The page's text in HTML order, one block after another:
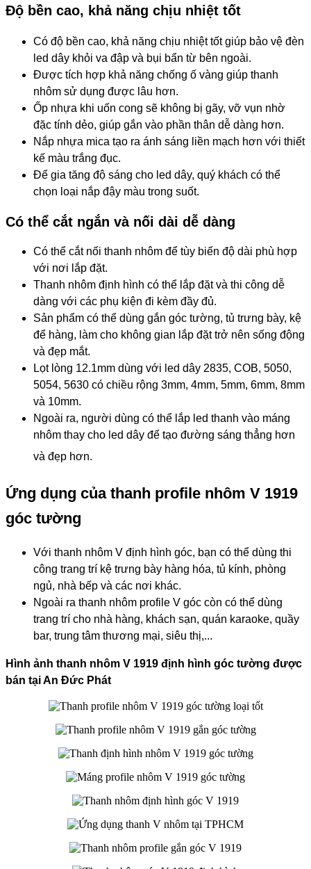
Độ bền cao, khả năng chịu nhiệt tốt
Có độ bền cao, khả năng chịu nhiệt tốt giúp bảo vệ đèn
led dây khỏi va đập và bụi bẩn từ bên ngoài.
Được tích hợp khả năng chống ố vàng giúp thanh
nhôm sử dụng được lâu hơn.
Ốp nhựa khi uốn cong sẽ không bị gãy, vỡ vụn nhờ
đặc tính dẻo, giúp gắn vào phần thân dễ dàng hơn.
Nắp nhựa mica tạo ra ánh sáng liền mạch hơn với thiết
kế màu trắng đục.
Để gia tăng độ sáng cho led dây, quý khách có thể
chọn loại nắp đậy màu trong suốt.
Có thể cắt ngắn và nối dài dễ dàng
Có thể cắt nối thanh nhôm để tùy biến độ dài phù hợp
với nơi lắp đặt.
Thanh nhôm định hình có thể lắp đặt và thi công dễ
dàng với các phụ kiện đi kèm đầy đủ.
Sản phẩm có thể dùng gắn góc tường, tủ trưng bày, kệ
để hàng, làm cho không gian lắp đặt trở nên sống động
và đẹp mắt.
Lọt lòng 12.1mm dùng với led dây 2835, COB, 5050,
5054, 5630 có chiều rộng 3mm, 4mm, 5mm, 6mm, 8mm
và 10mm.
Ngoài ra, người dùng có thể lắp led thanh vào máng
nhôm thay cho led dây để tạo đường sáng thẳng hơn
và đẹp hơn.
Ứng dụng của thanh profile nhôm V 1919
góc tường
Với thanh nhôm V định hình góc, bạn có thể dùng thi
công trang trí kệ trưng bày hàng hóa, tủ kính, phòng
ngủ, nhà bếp và các nơi khác.
Ngoài ra thanh nhôm profile V góc còn có thể dùng
trang trí cho nhà hàng, khách sạn, quán karaoke, quầy
bar, trung tâm thương mại, siêu thị,...
​Hình ảnh thanh nhôm V 1919 định hình góc tường được
bán tại An Đức Phát